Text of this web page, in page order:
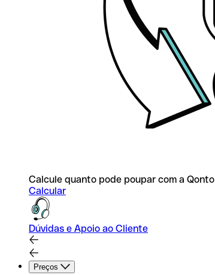
Calcule quanto pode poupar com a Qonto
Calcular
Dúvidas e Apoio ao Cliente
Preços